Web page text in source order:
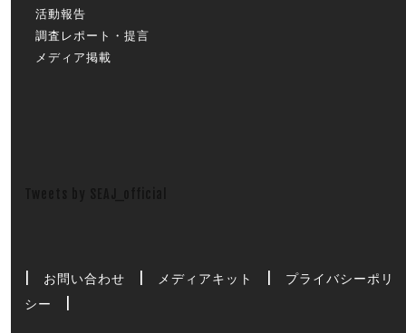
活動報告
調査レポート・提言
メディア掲載
お問い合わせ メディアキット
プライバシーポリ
シー